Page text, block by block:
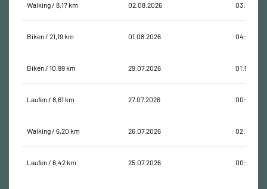
Walking / 8,17 km 02.08.2026 03:09:55
Biken / 21,19 km 01.08.2026 04:35:16
Biken / 10,99 km 29.07.2026 01:53:45
Laufen / 8,61 km 27.07.2026 00:52:36
Walking / 6,20 km 26.07.2026 02:15:01
Laufen / 6,42 km 25.07.2026 00:38:26